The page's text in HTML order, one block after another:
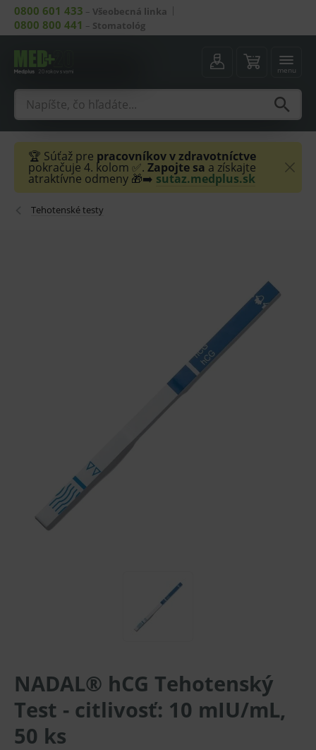
0800 601 433 – Všeobecná linka
0800 800 441 – Stomatológ
menu
🏆 Súťaž pre pracovníkov v zdravotníctve
pokračuje 4. kolom ✅. Zapojte sa a získajte
atraktívne odmeny 🎁➡️ sutaz.medplus.sk
Tehotenské testy
NADAL® hCG Tehotenský
Test - citlivosť: 10 mIU/mL,
50 ks